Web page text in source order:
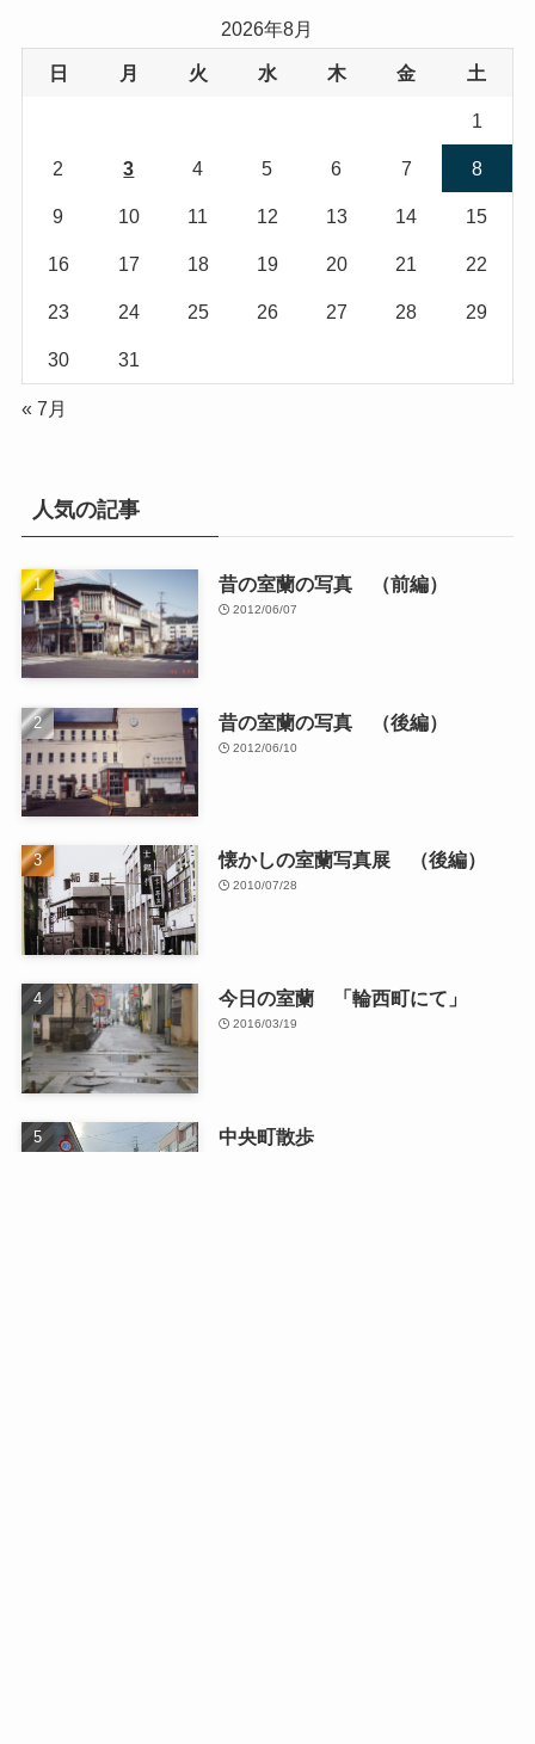
2026年8月
日 月 火 水 木 金 土
1
2 3 4 5 6 7 8
9 10 11 12 13 14 15
16 17 18 19 20 21 22
23 24 25 26 27 28 29
30 31
« 7月
人気の記事
昔の室蘭の写真 （前編）
2012/06/07
昔の室蘭の写真 （後編）
2012/06/10
懐かしの室蘭写真展 （後編）
2010/07/28
今日の室蘭 「輪西町にて」
2016/03/19
中央町散歩